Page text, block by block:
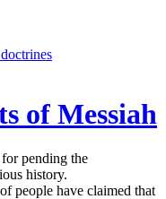
of Messiah
pending the
history.
people have claimed that